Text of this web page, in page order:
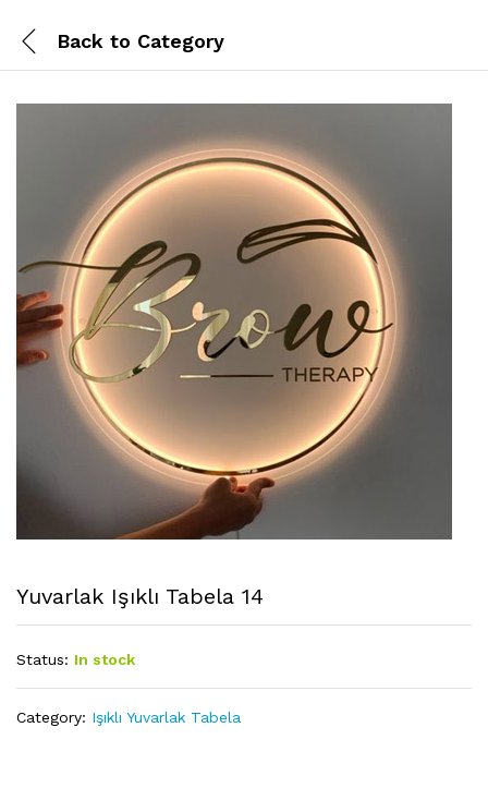
Back to Category
Yuvarlak Işıklı Tabela 14
Status: In stock
Category: Işıklı Yuvarlak Tabela